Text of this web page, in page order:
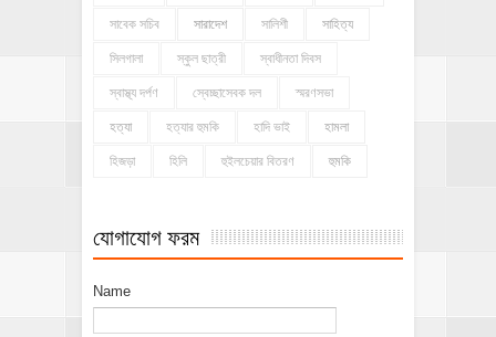
সাবেক সচিব সারাদেশ সালিশী সাহিত্য
সিলগালা স্কুল ছাত্রী স্বাধীনতা দিবস
স্বাস্থ্য দর্পণ স্বেচ্ছাসেবক দল স্মরণসভা
হত্যা হত্যার হুমকি হাদি ভাই হামলা
হিজড়া হিলি হুইলচেয়ার বিতরণ হুমকি
যোগাযোগ ফরম
Name